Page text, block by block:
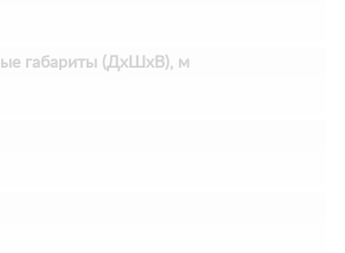
габариты (ДхШхВ), м